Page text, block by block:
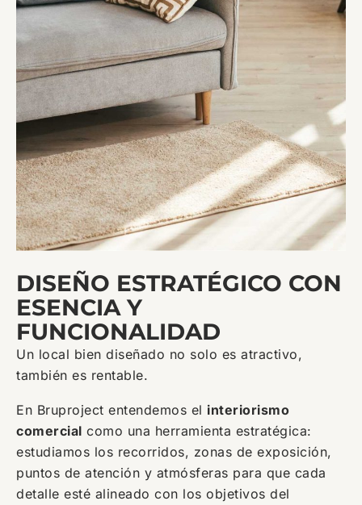
DISEÑO ESTRATÉGICO CON
ESENCIA Y
FUNCIONALIDAD
Un local bien diseñado no solo es atractivo,
también es rentable.
En Bruproject entendemos el interiorismo
comercial como una herramienta estratégica:
estudiamos los recorridos, zonas de exposición,
puntos de atención y atmósferas para que cada
detalle esté alineado con los objetivos del